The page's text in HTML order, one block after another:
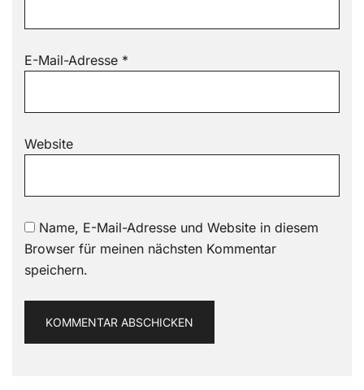
E-Mail-Adresse *
Website
Name, E-Mail-Adresse und Website in diesem
Browser für meinen nächsten Kommentar
speichern.